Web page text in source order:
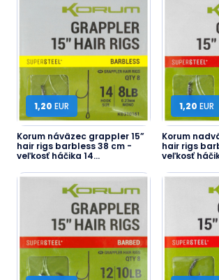
1,20 EUR
Korum náväzec grappler 15”
hair rigs barbless 38 cm -
veľkosť háčika 14
nosnosť 8 lb...
1,20 EUR
Korum
hair rigs
veľkosť
nosnosť 12